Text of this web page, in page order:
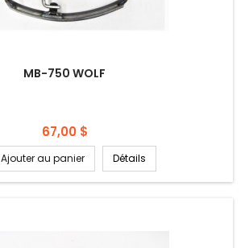
MB-750 WOLF
Prix
67,00 $
Ajouter au panier Détails